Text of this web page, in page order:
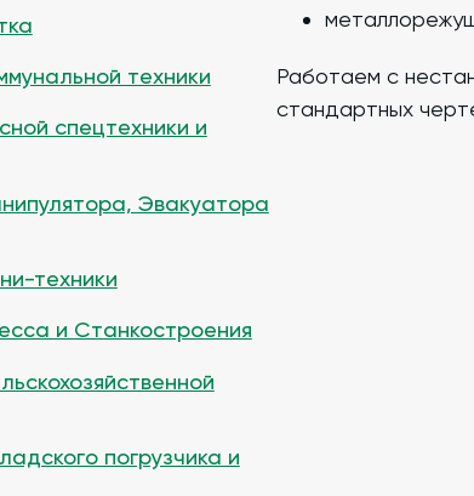
техники
спецтехники и
Эвакуатора
техники
и Станкостроения
погрузчика и
Работаем с
стандартных